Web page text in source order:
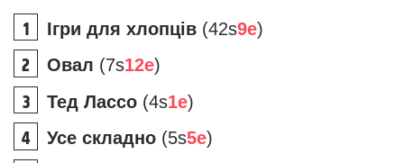
Ігри для хлопців (42s9e)
Овал (7s12e)
Тед Лассо (4s1e)
Усе складно (5s5e)